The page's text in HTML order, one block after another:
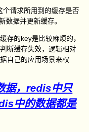
个请求所用到的缓存是否
数据并更新缓存。
存的key是比较麻烦的，
断缓存失效，逻辑相对
自己的应用场景来权
据，redis中只
中的数据都是